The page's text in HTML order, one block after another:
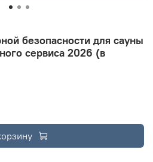
безопасности для сауны
сервиса 2026 (в